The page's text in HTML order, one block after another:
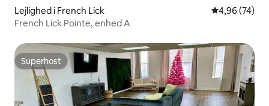
Lejlighed i French Lick 4,96 ud af 5 i
4,96 (74)
French Lick Pointe, enhed A
Superhost
Superhost